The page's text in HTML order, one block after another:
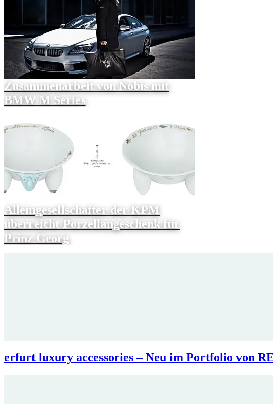
Zusammenarbeit von Nobis mit
BMW M Series
Alleingesellschafter der KPM
überreicht Porzellangeschenk für
Prinz Georg
erfurt luxury accessories – Neu im Portfolio von